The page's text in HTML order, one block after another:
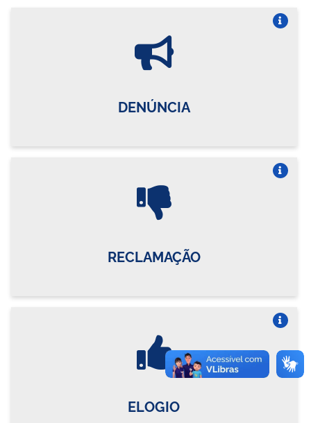
DENÚNCIA
RECLAMAÇÃO
ELOGIO